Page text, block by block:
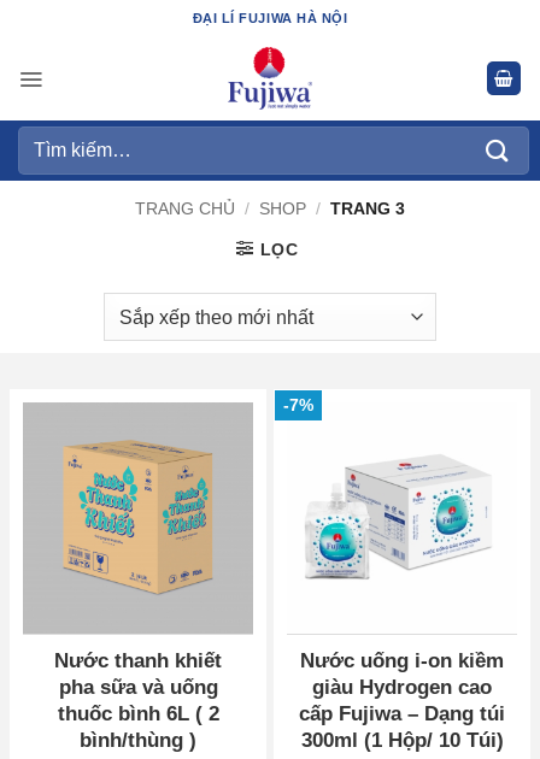
dung
ĐẠI LÍ FUJIWA HÀ NỘI
Tìm
TRANG CHỦ / SHOP / TRANG 3
LỌC
Nước thanh khiết
pha sữa và uống
thuốc bình 6L ( 2
bình/thùng )
-7%
Nước uống i-on kiềm
giàu Hydrogen cao
cấp Fujiwa – Dạng túi
300ml (1 Hộp/ 10 Túi)